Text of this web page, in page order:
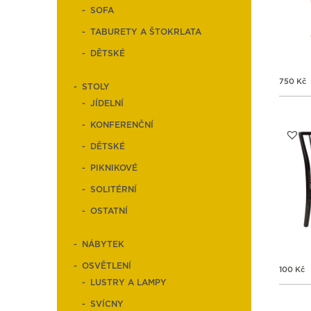
SOFA
TABURETY A ŠTOKRLATA
DĚTSKÉ
STOLY
JÍDELNÍ
KONFERENČNÍ
DĚTSKÉ
PIKNIKOVÉ
SOLITÉRNÍ
OSTATNÍ
NÁBYTEK
OSVĚTLENÍ
LUSTRY A LAMPY
SVÍCNY
750 Kč
100 Kč